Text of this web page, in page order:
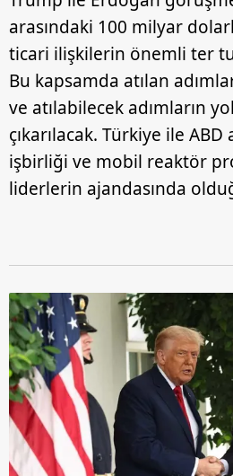
Metnimiziziyaret edebilirsiniz.
6698 sayılı Kişisel Verilerin
hazırlanmış Aydınlatma
ilgili mevzuata uygun olarak
almak için lütfentıklayınız.
arasındaki 100 milyar
ticari ilişkilerin önemli ter
Bu kapsamda atılan
ve atılabilecek adımların
çıkarılacak. Türkiye ile
işbirliği ve mobil reaktör
liderlerin ajandasında